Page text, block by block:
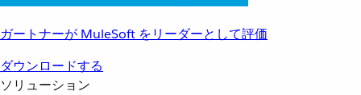
ガートナーが MuleSoft をリーダーとして評価
ダウンロードする
ソリューション